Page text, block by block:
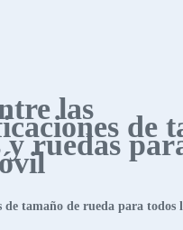
las
de
y ruedas
de tamaño de rueda para todos